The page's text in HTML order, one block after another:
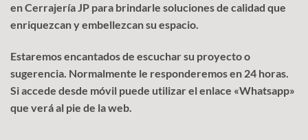
en Cerrajería JP para brindarle soluciones de calidad que
enriquezcan y embellezcan su espacio.
Estaremos encantados de escuchar su proyecto o
sugerencia. Normalmente le responderemos en 24 horas.
Si accede desde móvil puede utilizar el enlace «Whatsapp»
que verá al pie de la web.